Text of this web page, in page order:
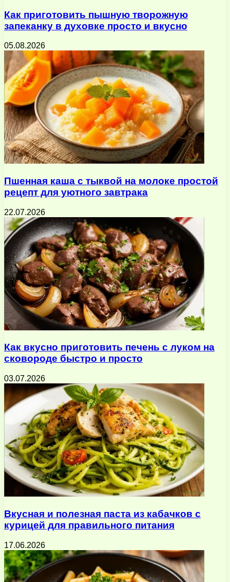
Как приготовить пышную творожную
запеканку в духовке просто и вкусно
05.08.2026
Пшенная каша с тыквой на молоке простой
рецепт для уютного завтрака
22.07.2026
Как вкусно приготовить печень с луком на
сковороде быстро и просто
03.07.2026
Вкусная и полезная паста из кабачков с
курицей для правильного питания
17.06.2026